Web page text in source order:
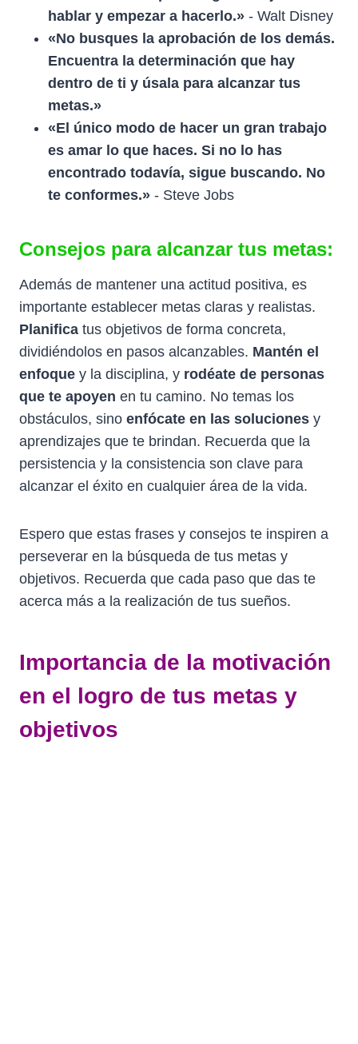
hablar y empezar a hacerlo.» - Walt Disney
«No busques la aprobación de los demás.
Encuentra la determinación que hay
dentro de ti y úsala para alcanzar tus
metas.»
«El único modo de hacer un gran trabajo
es amar lo que haces. Si no lo has
encontrado todavía, sigue buscando. No
te conformes.» - Steve Jobs
Consejos para alcanzar tus metas:
Además de mantener una actitud positiva, es
importante establecer metas claras y realistas.
Planifica tus objetivos de forma concreta,
dividiéndolos en pasos alcanzables. Mantén el
enfoque y la disciplina, y rodéate de personas
que te apoyen en tu camino. No temas los
obstáculos, sino enfócate en las soluciones y
aprendizajes que te brindan. Recuerda que la
persistencia y la consistencia son clave para
alcanzar el éxito en cualquier área de la vida.
Espero que estas frases y consejos te inspiren a
perseverar en la búsqueda de tus metas y
objetivos. Recuerda que cada paso que das te
acerca más a la realización de tus sueños.
Importancia de la motivación
en el logro de tus metas y
objetivos